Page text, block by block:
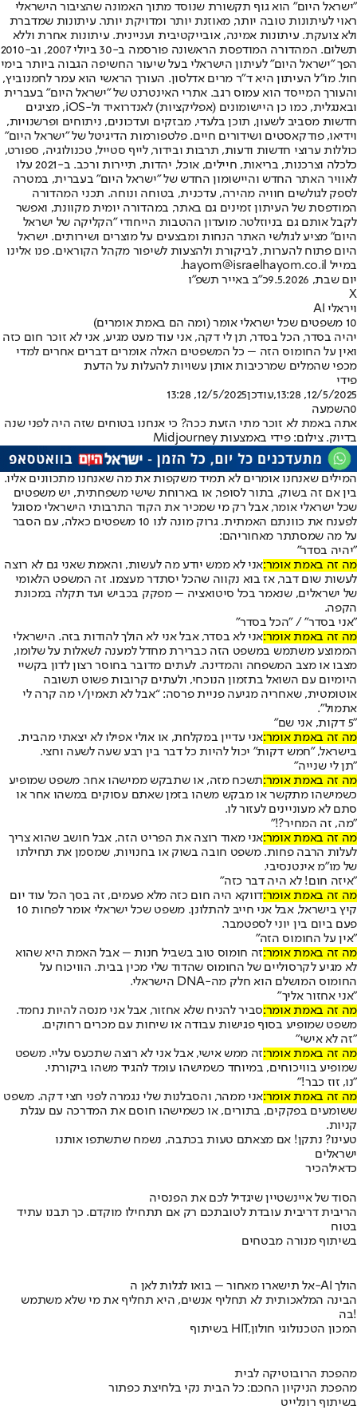
"ישראל היום" הוא גוף תקשורת שנוסד מתוך האמונה שהציבור הישראלי
ראוי לעיתונות טובה יותר, מאוזנת יותר ומדויקת יותר. עיתונות שמדברת
ולא צועקת. עיתונות אמינה, אובייקטיבית ועניינית. עיתונות אחרת וללא
תשלום. המהדורה המודפסת הראשונה פורסמה ב-30 ביולי 2007, וב-2010
הפך "ישראל היום" לעיתון הישראלי בעל שיעור החשיפה הגבוה ביותר בימי
חול. מו"ל העיתון היא ד"ר מרים אדלסון. העורך הראשי הוא עמר לחמנוביץ,
והעורך המייסד הוא עמוס רגב. אתרי האינטרנט של "ישראל היום" בעברית
ובאנגלית, כמו כן היישומונים (אפליקציות) לאנדרואיד ול-iOS, מציגים
חדשות מסביב לשעון, תוכן בלעדי, מבזקים ועדכונים, ניתוחים ופרשנויות,
וידיאו, פודקאסטים ושידורים חיים. פלטפורמות הדיגיטל של "ישראל היום"
כוללות ערוצי חדשות ודעות, תרבות ובידור, לייף סטייל, טכנולוגיה, ספורט,
כלכלה וצרכנות, בריאות, חיילים, אוכל, יהדות, תיירות ורכב. ב-2021 עלו
לאוויר האתר החדש והיישומון החדש של "ישראל היום" בעברית, במטרה
לספק לגולשים חוויה מהירה, עדכנית, בטוחה ונוחה. תכני המהדורה
המודפסת של העיתון זמינים גם באתר, במהדורה יומית מקוונת, ואפשר
לקבל אותם גם בניוזלטר. מועדון ההטבות הייחודי "הקליקה של ישראל
היום" מציע לגולשי האתר הנחות ומבצעים על מוצרים ושירותים. ישראל
היום פתוח להערות, לביקורת ולהצעות לשיפור מקהל הקוראים. פנו אלינו
במייל hayom@israelhayom.co.il.
יום שבת, 9.5.2026
כ"ב באייר תשפ"ו
X
ויראלי AI
10 משפטים שכל ישראלי אומר (ומה הם באמת אומרים)
יהיה בסדר, הכל בסדר, תן לי דקה, אני עוד מעט מגיע, אני לא זוכר חום כזה
ואין על החומוס הזה – כל המשפטים האלה אומרים דברים אחרים למדי
מכפי שהמלים שמרכיבות אותן עשויות להעלות על הדעת
פידי
12/5/2025, 13:28
,עודכן12/5/2025, 13:28
0השמעה
אתה באמת לא זוכר מתי הזעת ככה? כי אנחנו בטוחים שזה היה לפני שנה
בדיוק. צילום: פידי באמצעות Midjourney
המילים שאנחנו אומרים לא תמיד משקפות את מה שאנחנו מתכוונים אליו.
בין אם זה בשוק, בתור לסופר, או בארוחת שישי משפחתית, יש משפטים
שכל ישראלי אומר, אבל רק מי שמכיר את הקוד התרבותי הישראלי מסוגל
לפענח את כוונתם האמתית. גרוק מונה לנו 10 משפטים כאלה, עם הסבר
על מה שמסתתר מאחוריהם:
"יהיה בסדר"
מה זה באמת אומר:אני לא ממש יודע מה לעשות, והאמת שאני גם לא רוצה
לעשות שום דבר, אז בוא נקווה שהכל יסתדר מעצמו. זה המשפט הלאומי
של ישראלים, שנאמר בכל סיטואציה – מפקק בכביש ועד תקלה במכונת
הקפה.
"אני בסדר” / "הכל בסדר"
מה זה באמת אומר:אני לא בסדר, אבל אני לא הולך להודות בזה. הישראלי
הממוצע משתמש במשפט הזה כברירת מחדל למענה לשאלות על שלומו,
מצבו או מצב המשפחה והמדינה. לעתים מדובר בחוסר רצון לדון בקשיי
היומיום עם השואל בתזמון הנוכחי, ולעתים קרובות פשוט תשובה
אוטומטית, שאחריה מגיעה פניית פרסה: “אבל לא תאמין/י מה קרה לי
אתמול".
"5 דקות, אני שם"
מה זה באמת אומר:אני עדיין במקלחת, או אולי אפילו לא יצאתי מהבית.
בישראל, "חמש דקות" יכול להיות כל דבר בין רבע שעה לשעה וחצי.
"תן לי שנייה"
מה זה באמת אומר:תשכח מזה, או שתבקש ממישהו אחר. משפט שמופיע
כשמישהו מתקשר או מבקש משהו בזמן שאתם עסוקים במשהו אחר או
סתם לא מעוניינים לעזור לו.
"מה, זה המחיר?!"
מה זה באמת אומר:אני מאוד רוצה את הפריט הזה, אבל חושב שהוא צריך
לעלות הרבה פחות. משפט חובה בשוק או בחנויות, שמסמן את תחילתו
של מו"מ אינטנסיבי.
"איזה חום! לא היה דבר כזה"
מה זה באמת אומר:דווקא היה חום כזה מלא פעמים, זה בסך הכל עוד יום
קיץ בישראל, אבל אני חייב להתלונן. משפט שכל ישראלי אומר לפחות 10
פעם ביום בין יוני לספטמבר.
"אין על החומוס הזה"
מה זה באמת אומר:זה חומוס טוב בשביל חנות – אבל האמת היא שהוא
לא מגיע לקרסוליים של החומוס שהדוד שלי מכין בבית. הוויכוח על
החומוס המושלם הוא חלק מה-DNA הישראלי.
"אני אחזור אליך"
מה זה באמת אומר:סביר להניח שלא אחזור, אבל אני מנסה להיות נחמד.
משפט שמופיע בסוף פגישות עבודה או שיחות עם מכרים רחוקים.
"זה לא אישי"
מה זה באמת אומר:זה ממש אישי, אבל אני לא רוצה שתכעס עליי. משפט
שמופיע בוויכוחים, במיוחד כשמישהו עומד להגיד משהו ביקורתי.
"נו, זוז כבר!"
מה זה באמת אומר:אני ממהר, והסבלנות שלי נגמרה לפני חצי דקה. משפט
ששומעים בפקקים, בתורים, או כשמישהו חוסם את המדרכה עם עגלת
קניות.
טעינו? נתקן! אם מצאתם טעות בכתבה, נשמח שתשתפו אותנו
ישראלים
כדאילהכיר
הסוד של איינשטיין שיגדיל לכם את הפנסיה
הריבית דריבית עובדת לטובתכם רק אם תתחילו מוקדם. כך תבנו עתיד
בטוח
בשיתוף מנורה מבטחים
אל תישארו מאחור – בואו לגלות לאן ה-AI הולך
הבינה המלאכותית לא תחליף אנשים, היא תחליף את מי שלא משתמש
בה!
בשיתוף HIT,המכון הטכנולוגי חולון
מהפכת הרובוטיקה לבית
מהפכת הניקיון החכם: כל הבית נקי בלחיצת כפתור
בשיתוף רונלייט